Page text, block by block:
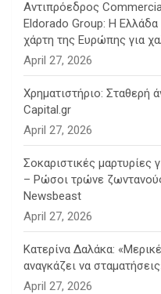
Αντιπρόεδρος
Eldorado Group: Η Ελλάδα
χάρτη της Ευρώπης για
April 27, 2026
Χρηματιστήριο: Σταθερή
Capital.gr
April 27, 2026
Σοκαριστικές μαρτυρίες
– Ρώσοι τρώνε
Newsbeast
April 27, 2026
Κατερίνα Δαλάκα:
αναγκάζει να
April 27, 2026